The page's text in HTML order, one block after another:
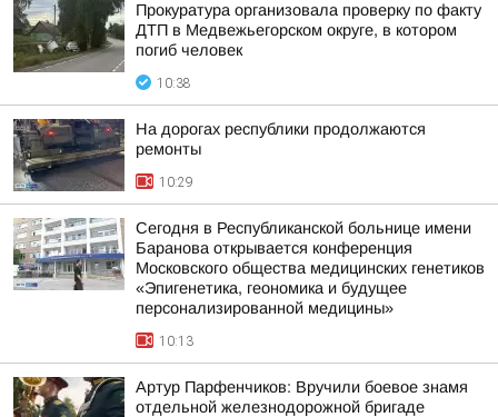
Прокуратура организовала проверку по факту
ДТП в Медвежьегорском округе, в котором
погиб человек
10:38
На дорогах республики продолжаются
ремонты
10:29
Сегодня в Республиканской больнице имени
Баранова открывается конференция
Московского общества медицинских генетиков
«Эпигенетика, геономика и будущее
персонализированной медицины»
10:13
Артур Парфенчиков: Вручили боевое знамя
отдельной железнодорожной бригаде